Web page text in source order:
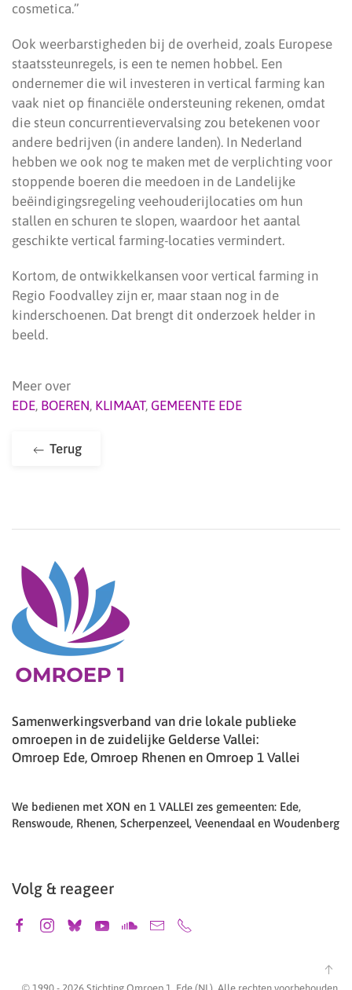
cosmetica.”
Ook weerbarstigheden bij de overheid, zoals Europese
staatssteunregels, is een te nemen hobbel. Een
ondernemer die wil investeren in vertical farming kan
vaak niet op financiële ondersteuning rekenen, omdat
die steun concurrentievervalsing zou betekenen voor
andere bedrijven (in andere landen). In Nederland
hebben we ook nog te maken met de verplichting voor
stoppende boeren die meedoen in de Landelijke
beëindigingsregeling veehouderijlocaties om hun
stallen en schuren te slopen, waardoor het aantal
geschikte vertical farming-locaties vermindert.
Kortom, de ontwikkelkansen voor vertical farming in
Regio Foodvalley zijn er, maar staan nog in de
kinderschoenen. Dat brengt dit onderzoek helder in
beeld.
Meer over
EDE, BOEREN, KLIMAAT, GEMEENTE EDE
Terug
Samenwerkingsverband van drie lokale publieke
omroepen in de zuidelijke Gelderse Vallei:
Omroep Ede, Omroep Rhenen en Omroep 1 Vallei
We bedienen met XON en 1 VALLEI zes gemeenten: Ede,
Renswoude, Rhenen, Scherpenzeel, Veenendaal en Woudenberg
Volg & reageer